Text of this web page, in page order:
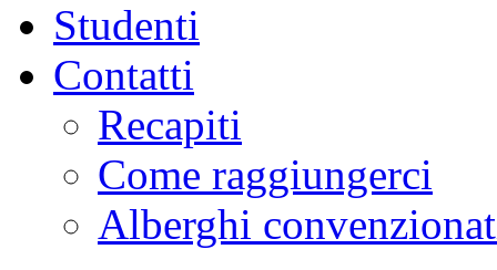
Studenti
Contatti
Recapiti
Come raggiungerci
Alberghi